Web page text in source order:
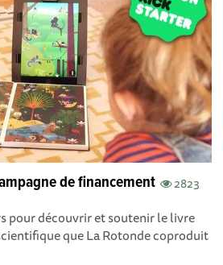
2823
de financement
pour découvrir et soutenir le livre
que La Rotonde coproduit